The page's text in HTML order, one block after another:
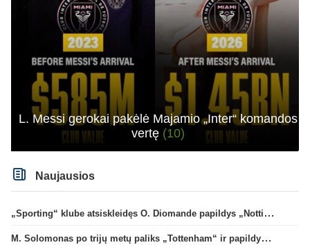
L. Messi gerokai pakėlė Majamio „Inter“ komandos
vertę (10)
Naujausios
„Sporting“ klube atsiskleidęs O. Diomande papildys „Nottingham“ gretas
M. Solomonas po trijų metų paliks „Tottenham“ ir papildys „West Ham“ klubą